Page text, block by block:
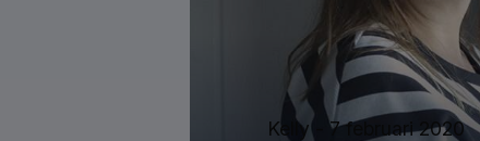
Kelly - 7 februari 2020